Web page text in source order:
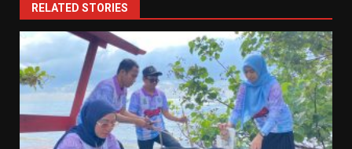
RELATED STORIES